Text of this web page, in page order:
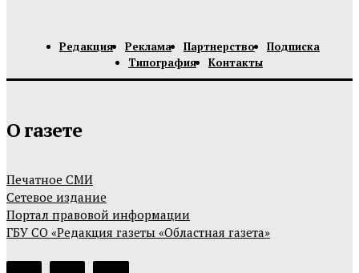
Редакция Реклама Партнерство
Подписка
Типография
Контакты
О газете
Печатное СМИ
Сетевое издание
Портал правовой информации
ГБУ СО «Редакция газеты «Областная газета»